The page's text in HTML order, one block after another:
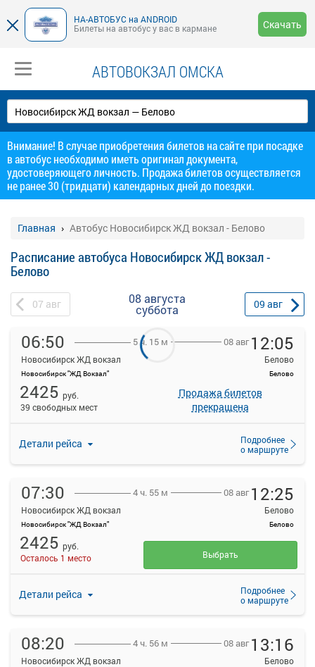
НА-АВТОБУС на ANDROID
Билеты на автобус у вас в кармане
Скачать
АВТОВОКЗАЛ ОМСКА
Внимание! В случае приобретения билетов на сайте при посадке
в автобус необходимо иметь оригинал документа,
удостоверяющего личность. Продажа билетов осуществляется
не ранее 30 (тридцати) календарных дней до поездки.
Главная Автобус Новосибирск ЖД вокзал - Белово
Расписание автобуса Новосибирск ЖД вокзал -
Белово
07 авг 08 августа
суббота 09 авг
06:50
Новосибирск ЖД вокзал
Новосибирск "ЖД Вокзал"
5 ч. 15 м 08 авг 12:05
Белово
Белово
Детали рейса
Подробнее
о маршруте
2425 руб.
39 свободных мест
Продажа билетов
прекращена
07:30
Новосибирск ЖД вокзал
Новосибирск "ЖД Вокзал"
4 ч. 55 м 08 авг 12:25
Белово
Белово
Детали рейса
Подробнее
о маршруте
2425 руб.
Осталось 1 место
Выбрать
08:20
Новосибирск ЖД вокзал
4 ч. 56 м 08 авг 13:16
Белово